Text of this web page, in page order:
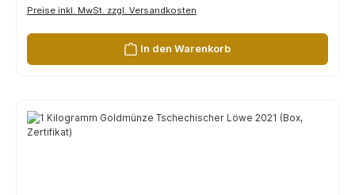
Preise inkl. MwSt. zzgl. Versandkosten
In den Warenkorb